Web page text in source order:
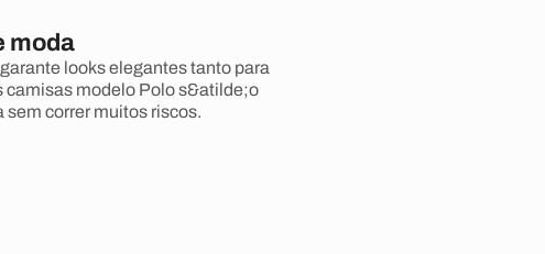
moda
looks elegantes tanto para
camisas modelo Polo s&atilde;o
sem correr muitos riscos.